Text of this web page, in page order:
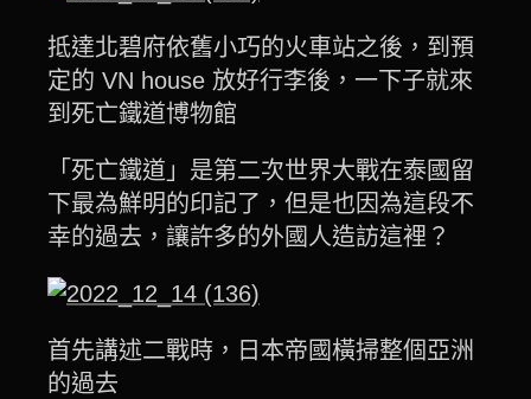
抵達北碧府依舊小巧的火車站之後，到預
定的 VN house 放好行李後，一下子就來
到死亡鐵道博物館
「死亡鐵道」是第二次世界大戰在泰國留
下最為鮮明的印記了，但是也因為這段不
幸的過去，讓許多的外國人造訪這裡？
首先講述二戰時，日本帝國橫掃整個亞洲
的過去